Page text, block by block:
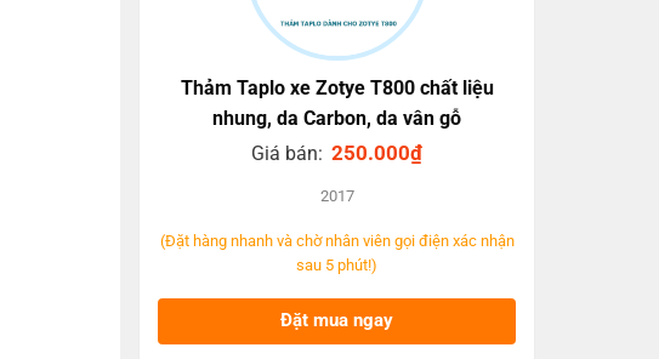
Thảm Taplo xe Zotye T800 chất liệu
nhung, da Carbon, da vân gỗ
Giá bán: 250.000₫
2017
(Đặt hàng nhanh và chờ nhân viên gọi điện xác nhận
sau 5 phút!)
Đặt mua ngay